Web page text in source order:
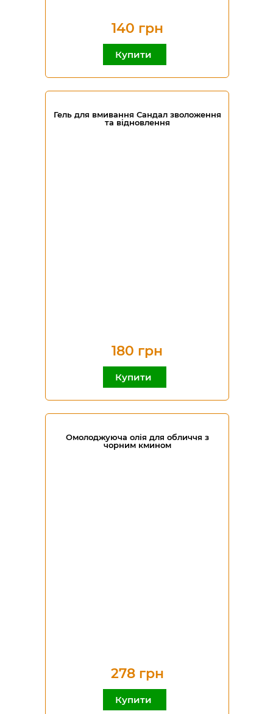
140 грн
Купити
Гель для вмивання Сандал зволоження
та відновлення
180 грн
Купити
Омолоджуюча олія для обличчя з
чорним кмином
278 грн
Купити